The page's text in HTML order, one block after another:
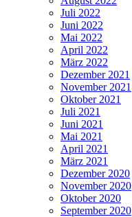
Juli 2022
Juni 2022
Mai 2022
April 2022
März 2022
Dezember 2021
November 2021
Oktober 2021
Juli 2021
Juni 2021
Mai 2021
April 2021
März 2021
Dezember 2020
November 2020
Oktober 2020
September 2020